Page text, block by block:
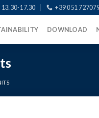
17.30 +39 051
DOWNLOAD